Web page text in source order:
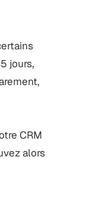
jours,
CRM
alors